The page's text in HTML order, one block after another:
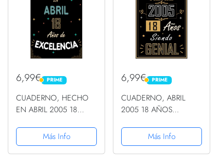
6,99€ PRIME
PRIME
CUADERNO, HECHO
EN ABRIL 2005 18
EXCELENCIA: Regalo de
18 cumpleaños para
mujeres y hombres,
Más Info
6,99€ PRIME
PRIME
CUADERNO, ABRIL
2005 18 AÑOS
Regalo de 18
cumpleaños para
mujeres y hombres,
Más Info